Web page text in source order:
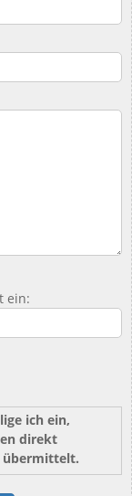
ein:
ich ein,
direkt
übermittelt.